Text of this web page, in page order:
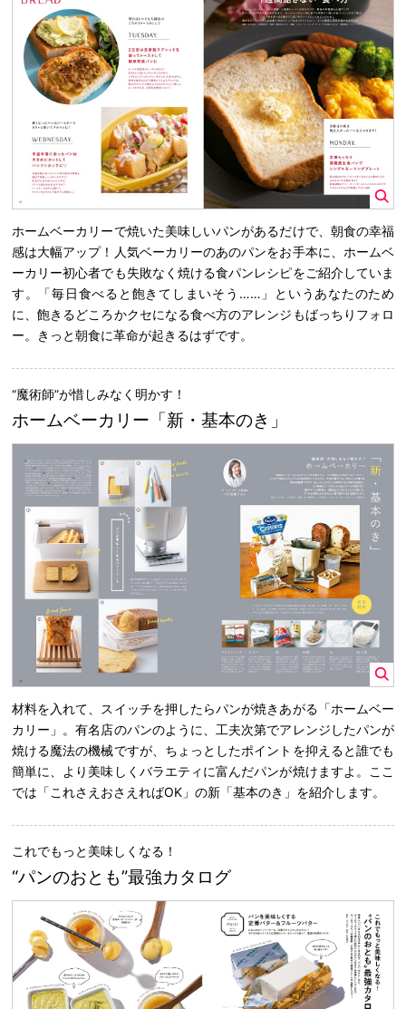
ホームベーカリーで焼いた美味しいパンがあるだけで、朝食の幸福
感は大幅アップ！人気ベーカリーのあのパンをお手本に、ホームベ
ーカリー初心者でも失敗なく焼ける食パンレシピをご紹介していま
す。「毎日食べると飽きてしまいそう……」というあなたのため
に、飽きるどころかクセになる食べ方のアレンジもばっちりフォロ
ー。きっと朝食に革命が起きるはずです。
“魔術師”が惜しみなく明かす！
ホームベーカリー「新・基本のき」
材料を入れて、スイッチを押したらパンが焼きあがる「ホームベー
カリー」。有名店のパンのように、工夫次第でアレンジしたパンが
焼ける魔法の機械ですが、ちょっとしたポイントを抑えると誰でも
簡単に、より美味しくバラエティに富んだパンが焼けますよ。ここ
では「これさえおさえればOK」の新「基本のき」を紹介します。
これでもっと美味しくなる！
“パンのおとも”最強カタログ